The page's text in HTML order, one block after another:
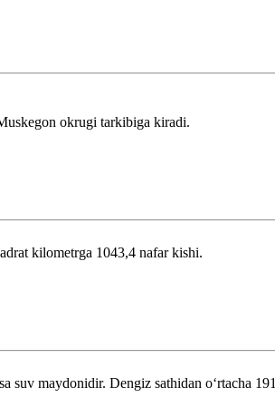
okrugi tarkibiga kiradi.
kilometrga 1043,4 nafar kishi.
maydonidir. Dengiz sathidan oʻrtacha